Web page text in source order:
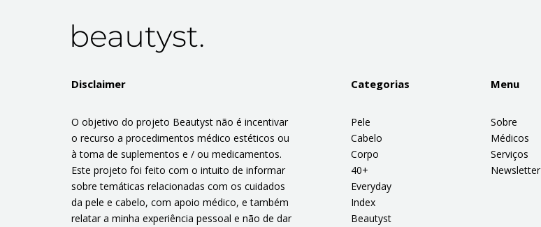
Disclaimer
O objetivo do projeto Beautyst não é incentivar
o recurso a procedimentos médico estéticos ou
à toma de suplementos e / ou medicamentos.
Este projeto foi feito com o intuito de informar
sobre temáticas relacionadas com os cuidados
da pele e cabelo, com apoio médico, e também
relatar a minha experiência pessoal e não de dar
Categorias
Pele
Cabelo
Corpo
40+
Everyday
Index
Beautyst
Menu
Sobre
Médicos
Serviços
Newsletter